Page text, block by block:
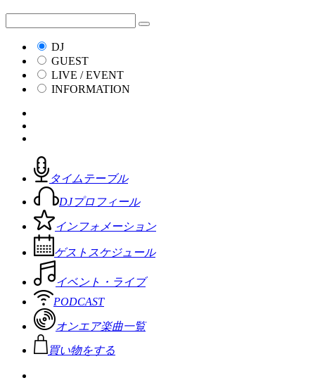
DJ
GUEST
LIVE / EVENT
INFORMATION
タイムテーブル
DJプロフィール
インフォメーション
ゲストスケジュール
イベント・ライブ
PODCAST
オンエア楽曲一覧
買い物をする